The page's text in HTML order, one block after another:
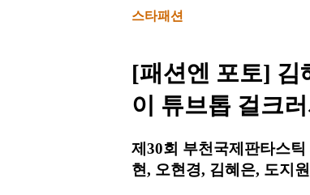
스타패션
[패션엔 포토] 김
이 튜브톱 걸크
제30회 부천국제판타스
현, 오현경, 김혜은, 도지